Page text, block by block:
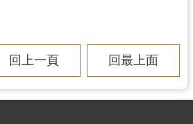
回上一頁 回最上面